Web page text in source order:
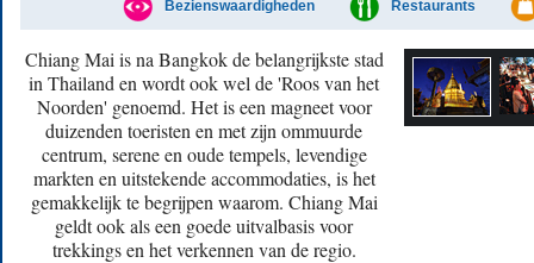
Bezienswaardigheden Restaurants
Chiang Mai is na Bangkok de belangrijkste stad
in Thailand en wordt ook wel de 'Roos van het
Noorden' genoemd. Het is een magneet voor
duizenden toeristen en met zijn ommuurde
centrum, serene en oude tempels, levendige
markten en uitstekende accommodaties, is het
gemakkelijk te begrijpen waarom. Chiang Mai
geldt ook als een goede uitvalbasis voor
trekkings en het verkennen van de regio.